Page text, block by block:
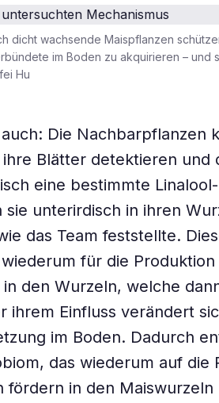
dicht wachsende Maispflanzen
im Boden zu akquirieren – und
Hu
Die Nachbarpflanzen
Blätter detektieren und
eine bestimmte
unterirdisch in ihren
das Team feststellte.
für die Produktion
den Wurzeln, welche
ihrem Einfluss verändert
im Boden. Dadurch
das wiederum auf die
fördern in den